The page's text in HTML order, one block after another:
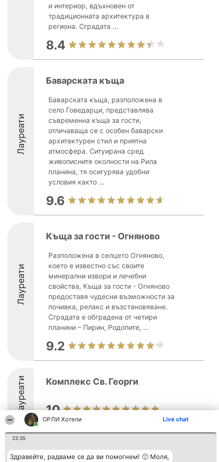
ОРЛИ Хотели Live chat
22:35
Здравейте, радваме се да ви помогнем! 🙂 Моля,
и интериор, вдъхновен от
традиционната архитектура в
региона. Сградата ...
8.4
Лауреати
Баварската къща
Баварската къща, разположена в
село Говедарци, представлява
съвременна къща за гости,
отличаваща се с особен баварски
архитектурен стил и приятна
атмосфера. Ситуирана сред
живописните околности на Рила
планина, тя осигурява удобни
условия както ...
9.6
Лауреати
Къща за гости - Огняново
Разположена в селцето Огняново,
което е известно със своите
минерални извори и лечебни
свойства, Къща за гости - Огняново
предоставя чудесни възможности за
почивка, релакс и възстановяване.
Сградата е обградена от четири
планини – Пирин, Родопите, ...
9.2
Лауреати Комплекс Св. Георги
10
Организатор на
Класация Контакти